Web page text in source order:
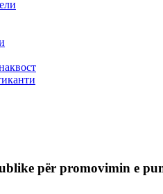
për promovimin e